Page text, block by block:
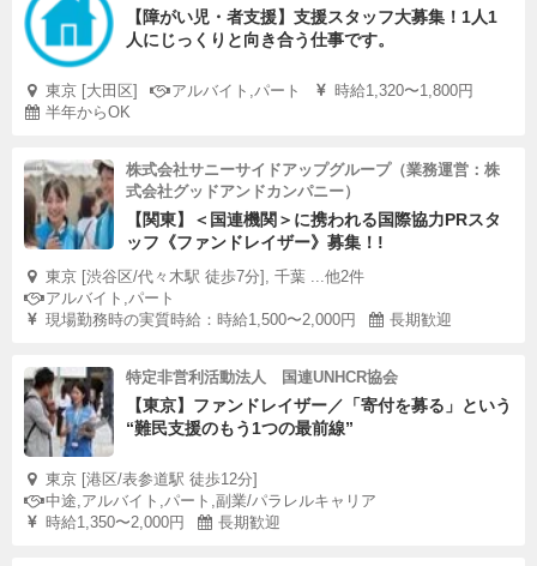
【障がい児・者支援】支援スタッフ大募集！1人1
人にじっくりと向き合う仕事です。
東京 [大田区] アルバイト,パート
時給1,320〜1,800円
半年からOK
株式会社サニーサイドアップグループ（業務運営：株
式会社グッドアンドカンパニー）
【関東】＜国連機関＞に携われる国際協力PRスタ
ッフ《ファンドレイザー》募集！!
東京 [渋谷区/代々木駅 徒歩7分], 千葉 ...他2件
アルバイト,パート
現場勤務時の実質時給：時給1,500〜2,000円
長期歓迎
特定非営利活動法人 国連UNHCR協会
【東京】ファンドレイザー／「寄付を募る」という
“難民支援のもう1つの最前線”
東京 [港区/表参道駅 徒歩12分]
中途,アルバイト,パート,副業/パラレルキャリア
時給1,350〜2,000円
長期歓迎